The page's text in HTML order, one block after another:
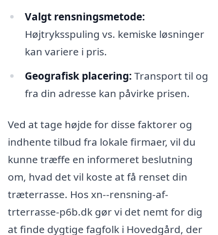
Valgt rensningsmetode:
Højtryksspuling vs. kemiske løsninger
kan variere i pris.
Geografisk placering: Transport til og
fra din adresse kan påvirke prisen.
Ved at tage højde for disse faktorer og
indhente tilbud fra lokale firmaer, vil du
kunne træffe en informeret beslutning
om, hvad det vil koste at få renset din
træterrasse. Hos xn--rensning-af-
trterrasse-p6b.dk gør vi det nemt for dig
at finde dygtige fagfolk i Hovedgård, der